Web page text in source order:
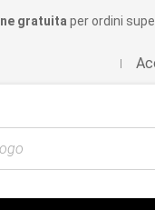
gratuita per ordini